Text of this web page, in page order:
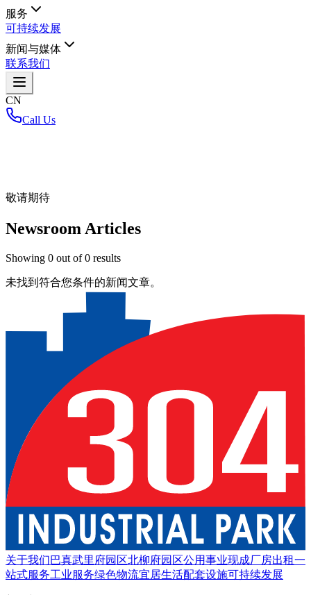
服务
可持续发展
新闻与媒体
联系我们
CN
Call Us
敬请期待
Newsroom Articles
Showing 0 out of0 results
未找到符合您条件的新闻文章。
关于我们巴真武里府园区北柳府园区公用事业现成厂房出租一
站式服务工业服务绿色物流宜居生活配套设施可持续发展